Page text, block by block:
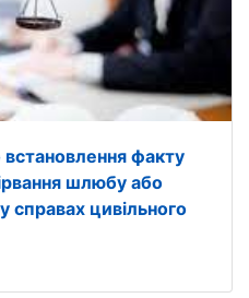
факту
шлюбу або
справах цивільного